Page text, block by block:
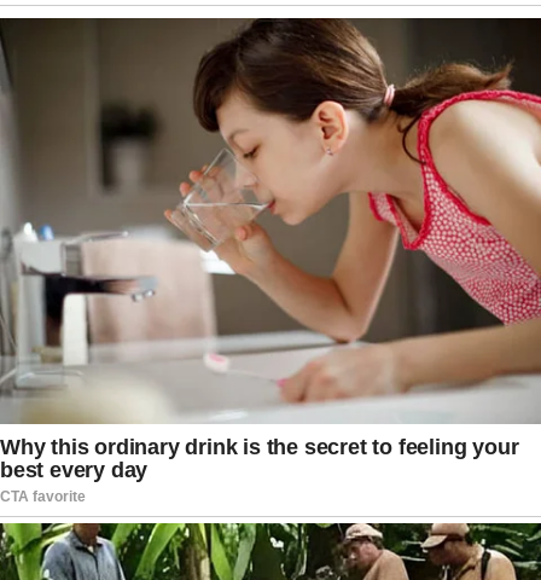
definitiva da Procuradoria-Geral da República.
Caberá ao órgão avaliar todas as provas
reunidas, incluindo a versão apresentada pelo
senador, para decidir se existem elementos
suficientes para oferecer uma denúncia ao
Supremo Tribunal Federal ou se o caso deve ser
encerrado sem novas medidas.
O episódio também chama atenção por ocorrer
em um momento de forte polarização política no
Brasil. Declarações feitas por autoridades e
representantes públicos nas redes sociais têm
sido acompanhadas com maior atenção pelos
órgãos de investigação e pelo Poder Judiciário,
principalmente quando envolvem acusações